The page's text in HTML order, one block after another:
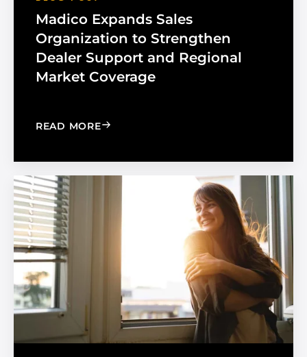
Madico Expands Sales
Organization to Strengthen
Dealer Support and Regional
Market Coverage
READ MORE: MADICO EXPANDS SALES